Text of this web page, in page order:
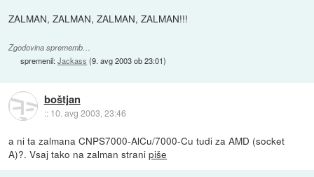
ZALMAN, ZALMAN, ZALMAN, ZALMAN!!!
Zgodovina sprememb…
spremenil:Jackass (9. avg 2003 ob 23:01)
boštjan
:: 10. avg 2003, 23:46
a ni ta zalmana CNPS7000-AlCu/7000-Cu tudi za AMD (socket
A)?. Vsaj tako na zalman stranipiše